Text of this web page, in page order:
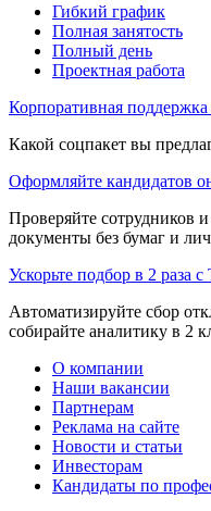
Гибкий график
Полная занятость
Полный день
Проектная работа
Корпоративная поддержка
Какой соцпакет вы
Оформляйте кандидатов
Проверяйте сотрудников
документы без бумаг и
Ускорьте подбор в 2 раза с
Автоматизируйте сбор
собирайте аналитику в 2
О компании
Наши вакансии
Партнерам
Реклама на сайте
Новости и статьи
Инвесторам
Кандидаты по